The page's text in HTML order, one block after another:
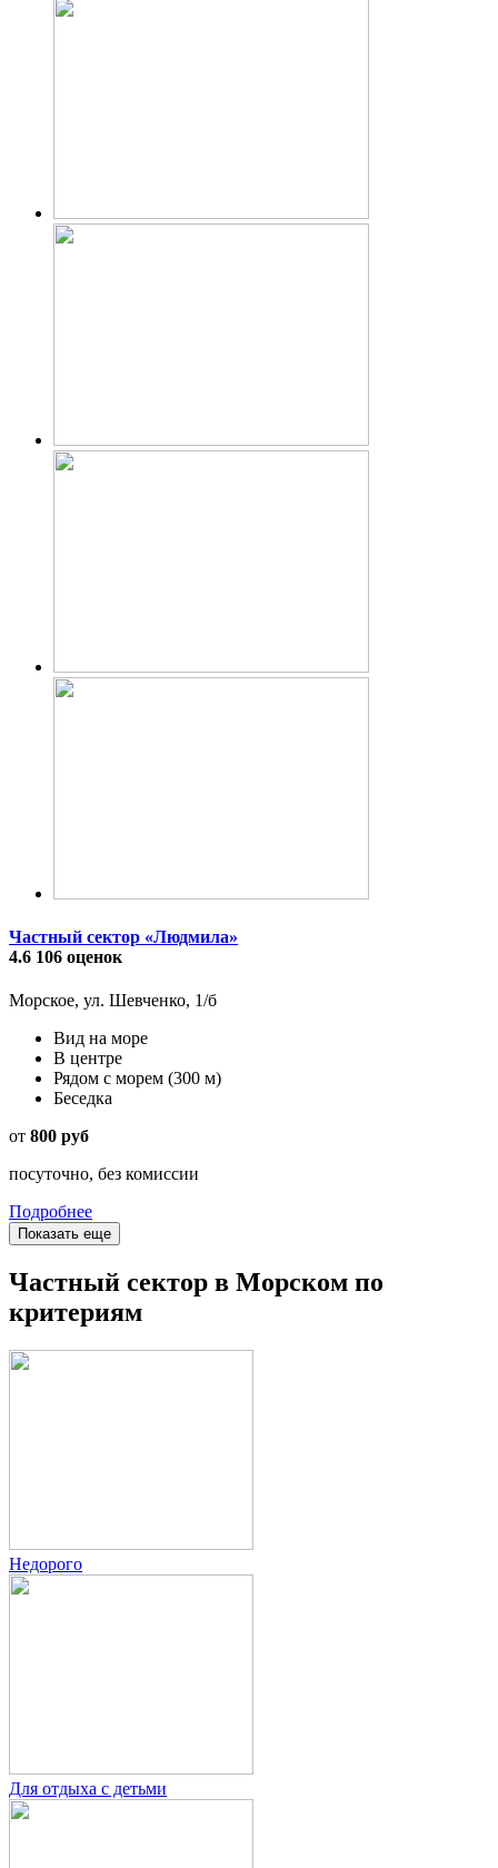
Частный сектор «Людмила»
4.6 106 оценок
Морское, ул. Шевченко, 1/б
Вид на море
В центре
Рядом с морем (300 м)
Беседка
от 800 руб
посуточно, без комиссии
Подробнее
Показать еще
Частный сектор в Морском по
критериям
Недорого
Для отдыха с детьми